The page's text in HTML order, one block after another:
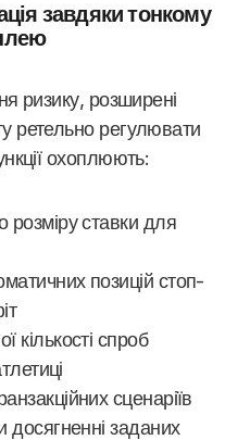
завдяки тонкому
ризику, розширені
ретельно регулювати
охоплюють:
розміру ставки для
позицій стоп-
кількості спроб
сценаріїв
досягненні заданих